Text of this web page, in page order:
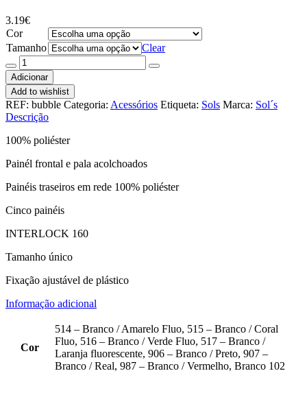
3.19€
Cor
Tamanho
Clear
Quantidade
de
Boné
Bubble
Kids
Adicionar
Add to wishlist
REF: bubble Categoria: Acessórios Etiqueta: Sols Marca: Sol´s
Descrição
100% poliéster
Painél frontal e pala acolchoados
Painéis traseiros em rede 100% poliéster
Cinco painéis
INTERLOCK 160
Tamanho único
Fixação ajustável de plástico
Informação adicional
Cor
514 – Branco / Amarelo Fluo, 515 – Branco / Coral
Fluo, 516 – Branco / Verde Fluo, 517 – Branco /
Laranja fluorescente, 906 – Branco / Preto, 907 –
Branco / Real, 987 – Branco / Vermelho, Branco 102